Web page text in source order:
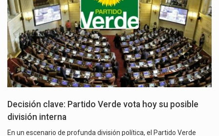
Decisión clave: Partido Verde vota hoy su posible
división interna
En un escenario de profunda división política, el Partido Verde